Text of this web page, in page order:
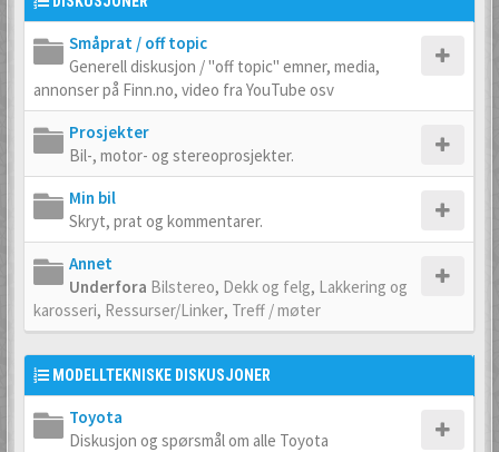
Småprat / off topic
Generell diskusjon / "off topic" emner, media,
annonser på Finn.no, video fra YouTube osv
Prosjekter
Bil-, motor- og stereoprosjekter.
Min bil
Skryt, prat og kommentarer.
Annet
Underfora Bilstereo, Dekk og felg, Lakkering og
karosseri, Ressurser/Linker, Treff / møter
MODELLTEKNISKE DISKUSJONER
Toyota
Diskusjon og spørsmål om alle Toyota